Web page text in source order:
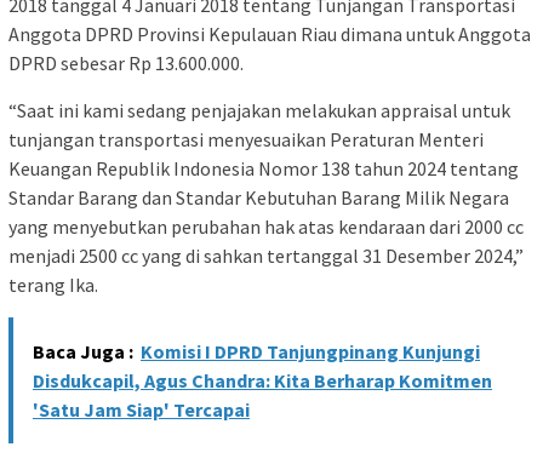
2018 tanggal 4 Januari 2018 tentang Tunjangan Transportasi
Anggota DPRD Provinsi Kepulauan Riau dimana untuk Anggota
DPRD sebesar Rp 13.600.000.
“Saat ini kami sedang penjajakan melakukan appraisal untuk
tunjangan transportasi menyesuaikan Peraturan Menteri
Keuangan Republik Indonesia Nomor 138 tahun 2024 tentang
Standar Barang dan Standar Kebutuhan Barang Milik Negara
yang menyebutkan perubahan hak atas kendaraan dari 2000 cc
menjadi 2500 cc yang di sahkan tertanggal 31 Desember 2024,”
terang Ika.
Baca Juga : Komisi I DPRD Tanjungpinang Kunjungi
Disdukcapil, Agus Chandra: Kita Berharap Komitmen
'Satu Jam Siap' Tercapai